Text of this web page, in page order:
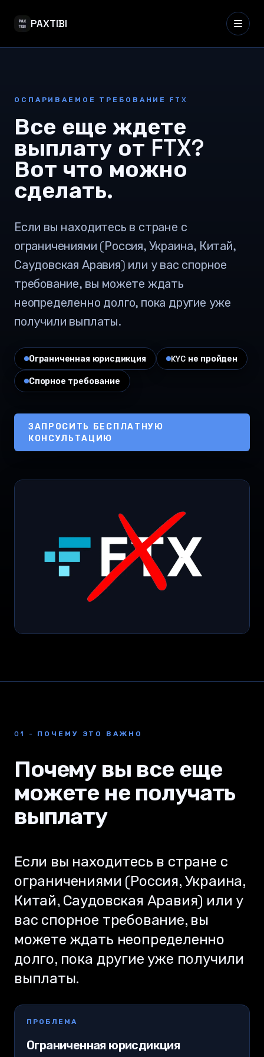
PAXTIBI
ОСПАРИВАЕМОЕ ТРЕБОВАНИЕ FTX
Все еще ждете
выплату от FTX?
Вот что можно
сделать.
Если вы находитесь в стране с
ограничениями (Россия, Украина, Китай,
Саудовская Аравия) или у вас спорное
требование, вы можете ждать
неопределенно долго, пока другие уже
получили выплаты.
Ограниченная юрисдикция KYC не пройден
Спорное требование
ЗАПРОСИТЬ БЕСПЛАТНУЮ
КОНСУЛЬТАЦИЮ
01 - ПОЧЕМУ ЭТО ВАЖНО
Почему вы все еще
можете не получать
выплату
Если вы находитесь в стране с
ограничениями (Россия, Украина,
Китай, Саудовская Аравия) или у
вас спорное требование, вы
можете ждать неопределенно
долго, пока другие уже получили
выплаты.
ПРОБЛЕМА
Ограниченная юрисдикция